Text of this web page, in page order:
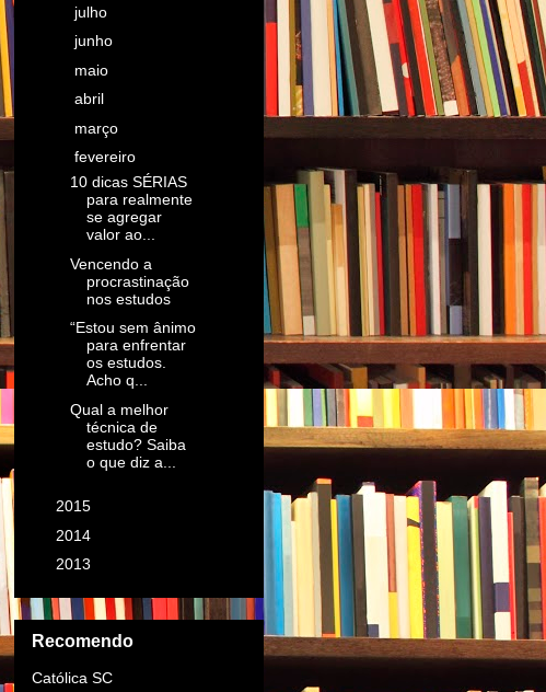
julho
junho
maio
abril
março
fevereiro
10 dicas SÉRIAS
para realmente
se agregar
valor ao...
Vencendo a
procrastinação
nos estudos
“Estou sem ânimo
para enfrentar
os estudos.
Acho q...
Qual a melhor
técnica de
estudo? Saiba
o que diz a...
2015
2014
2013
Recomendo
Católica SC